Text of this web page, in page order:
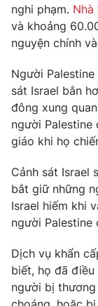
Video
VTV Money
VTV Sức khoẻ
Thị trường 24h
VTV4
VTV9
Liên hệ tòa
nghi phạm.
và khoảng
nguyện chính
Người
sát Israel bắn
đông xung
người
giáo khi họ
Cảnh sát Israel
bắt giữ những
Israel hiếm khi
người
Dịch vụ khẩn
biết, họ đã
người bị